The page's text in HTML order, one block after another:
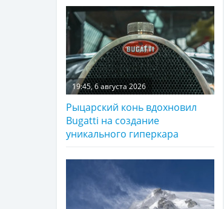
19:45, 6 августа 2026
Рыцарский конь вдохновил
Bugatti на создание
уникального гиперкара